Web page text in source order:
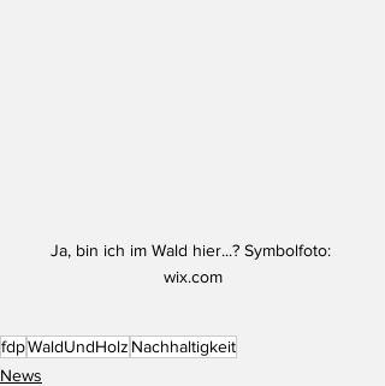
Ja, bin ich im Wald hier...? Symbolfoto:
wix.com
fdpWaldUndHolz Nachhaltigkeit
News